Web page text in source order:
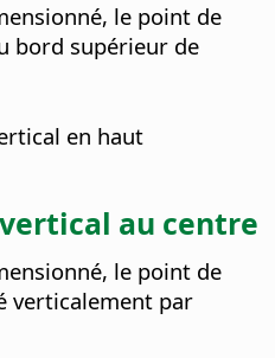
le point de
bord supérieur de
en haut
au centre
le point de
verticalement par